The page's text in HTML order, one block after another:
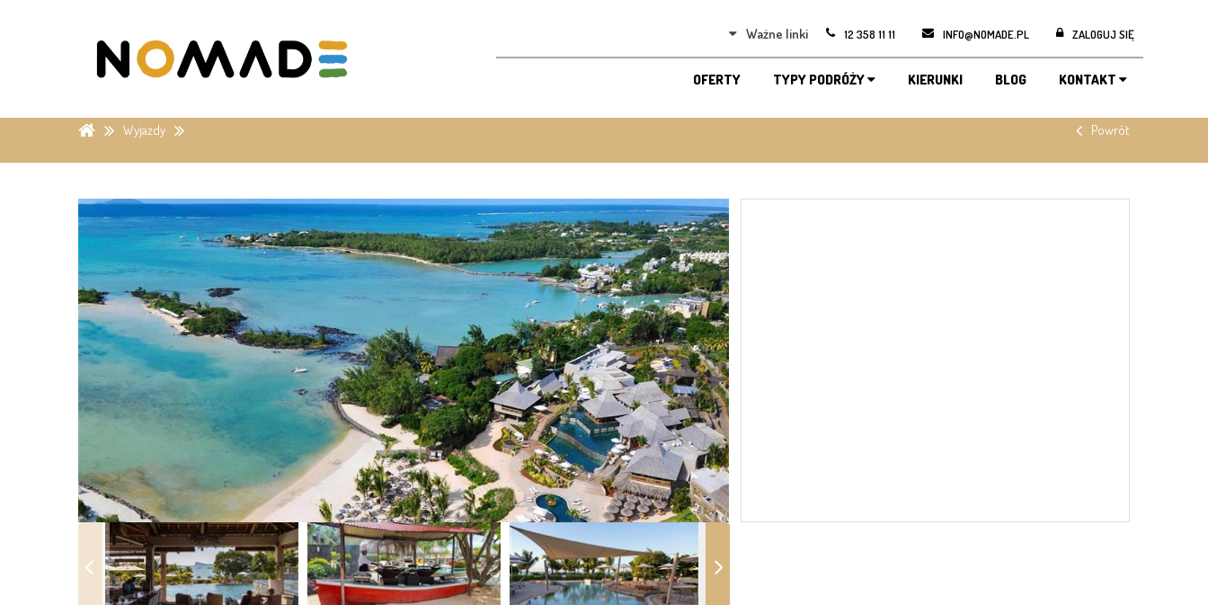
ZALOGUJ SIĘ
INFO@NOMADE.PL
12 358 11 11
Ważne linki
OFERTY TYPY PODRÓŻY KIERUNKI BLOG KONTAKT
Wyjazdy Powrót